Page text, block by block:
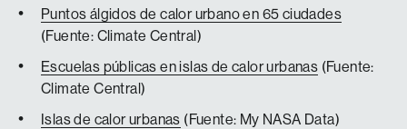
Puntos álgidos de calor urbano en 65 ciudades
(Fuente: Climate Central)
Escuelas públicas en islas de calor urbanas (Fuente:
Climate Central)
Islas de calor urbanas (Fuente: My NASA Data)